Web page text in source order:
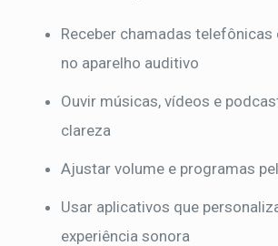
Receber chamadas
no aparelho auditivo
Ouvir músicas, vídeos e
clareza
Ajustar volume e programas
Usar aplicativos que
experiência sonora